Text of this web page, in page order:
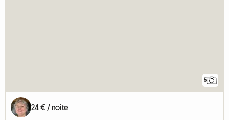
5
24 € / noite